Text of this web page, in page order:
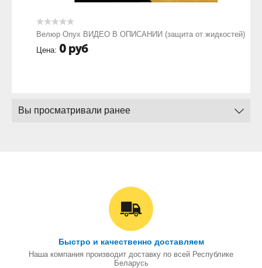
Велюр Onyx ВИДЕО В ОПИСАНИИ (защита от жидкостей)
Цена: 0руб
Вы просматривали ранее
Быстро и качественно доставляем
Наша компания производит доставку по всей Республике
Беларусь